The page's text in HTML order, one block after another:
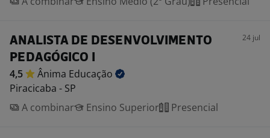
ANALISTA DE DESENVOLVIMENTO
PEDAGÓGICO I
24 jul
4,5 Ânima Educação
Piracicaba - SP
A combinar
Ensino Superior Presencial